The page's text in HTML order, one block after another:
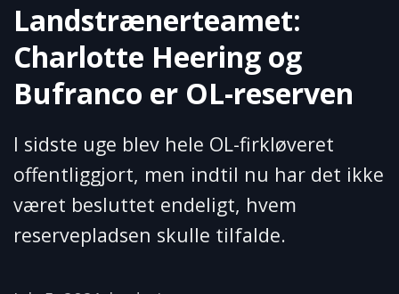
Landstrænerteamet:
Charlotte Heering og
Bufranco er OL-reserven
I sidste uge blev hele OL-firkløveret
offentliggjort, men indtil nu har det ikke
været besluttet endeligt, hvem
reservepladsen skulle tilfalde.